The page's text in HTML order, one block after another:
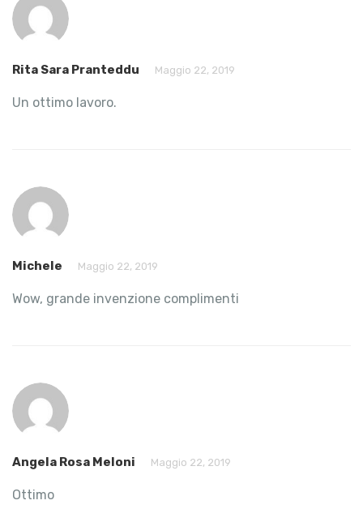
Rita Sara Pranteddu Maggio 22, 2019
Un ottimo lavoro.
Michele Maggio 22, 2019
Wow, grande invenzione complimenti
Angela Rosa Meloni Maggio 22, 2019
Ottimo